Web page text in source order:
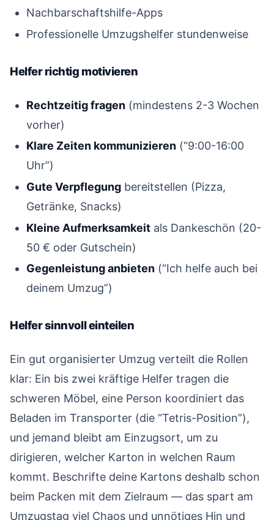
Nachbarschaftshilfe-Apps
Professionelle Umzugshelfer stundenweise
Helfer richtig motivieren
Rechtzeitig fragen (mindestens 2-3 Wochen
vorher)
Klare Zeiten kommunizieren (“9:00-16:00
Uhr”)
Gute Verpflegung bereitstellen (Pizza,
Getränke, Snacks)
Kleine Aufmerksamkeit als Dankeschön (20-
50 € oder Gutschein)
Gegenleistung anbieten (“Ich helfe auch bei
deinem Umzug”)
Helfer sinnvoll einteilen
Ein gut organisierter Umzug verteilt die Rollen
klar: Ein bis zwei kräftige Helfer tragen die
schweren Möbel, eine Person koordiniert das
Beladen im Transporter (die “Tetris-Position”),
und jemand bleibt am Einzugsort, um zu
dirigieren, welcher Karton in welchen Raum
kommt. Beschrifte deine Kartons deshalb schon
beim Packen mit dem Zielraum — das spart am
Umzugstag viel Chaos und unnötiges Hin und